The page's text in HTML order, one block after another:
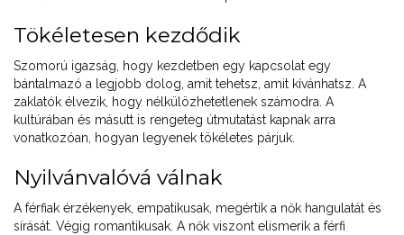
Tökéletesen kezdődik
Szomorú igazság, hogy kezdetben egy kapcsolat egy
bántalmazó a legjobb dolog, amit tehetsz, amit kívánhatsz. A
zaklatók élvezik, hogy nélkülözhetetlenek számodra. A
kultúrában és másutt is rengeteg útmutatást kapnak arra
vonatkozóan, hogyan legyenek tökéletes párjuk.
Nyilvánvalóvá válnak
A férfiak érzékenyek, empatikusak, megértik a nők hangulatát és
sírását. Végig romantikusak. A nők viszont elismerik a férfi